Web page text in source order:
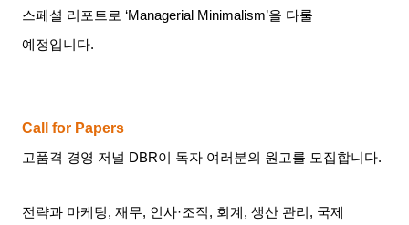
스페셜 리포트로 ‘Managerial Minimalism’을 다룰
예정입니다.
Call for Papers
고품격 경영 저널 DBR이 독자 여러분의 원고를 모집합니다.
전략과 마케팅,재무, 인사·조직, 회계 ,생산 관리 , 국제